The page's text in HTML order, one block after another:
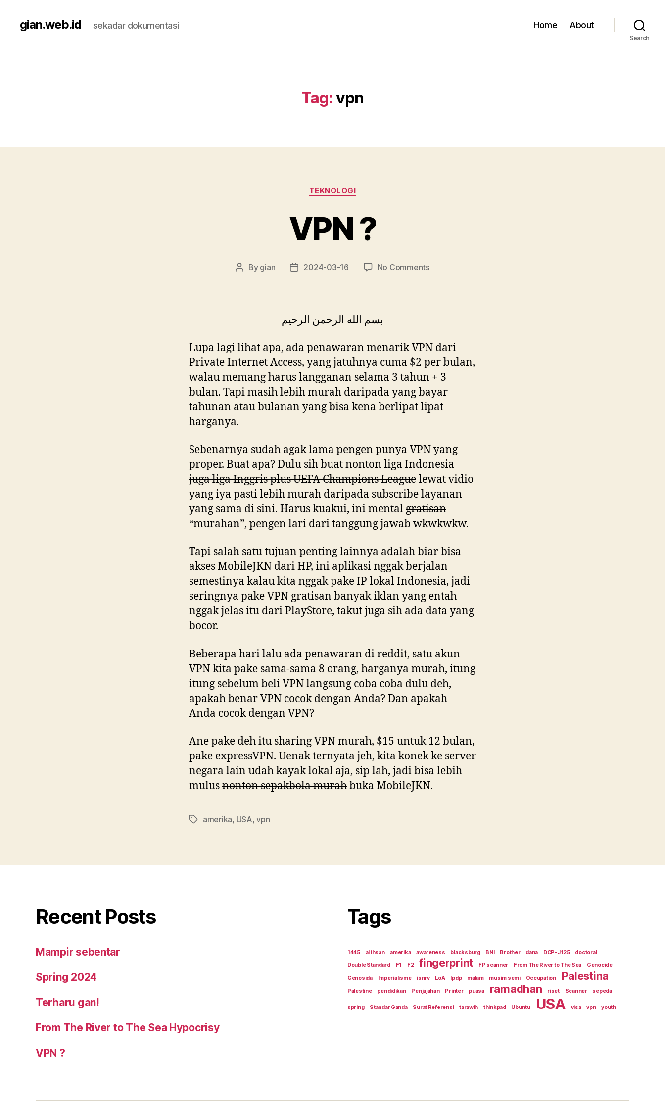
gian.web.id sekadar dokumentasi Home About
Search
Tag: vpn
Categories
TEKNOLOGI
VPN ?
Post
By gian
Post2024-03-16 No Commentson
بسم الله الرحمن الرحيم
Lupa lagi lihat apa, ada penawaran menarik VPN dari
Private Internet Access, yang jatuhnya cuma $2 per bulan,
walau memang harus langganan selama 3 tahun + 3
bulan. Tapi masih lebih murah daripada yang bayar
tahunan atau bulanan yang bisa kena berlipat lipat
harganya.
Sebenarnya sudah agak lama pengen punya VPN yang
proper. Buat apa? Dulu sih buat nonton liga Indonesia
juga liga Inggris plus UEFA Champions Leaguelewat vidio
yang iya pasti lebih murah daripada subscribe layanan
yang sama di sini. Harus kuakui, ini mentalgratisan
“murahan”, pengen lari dari tanggung jawab wkwkwkw.
Tapi salah satu tujuan penting lainnya adalah biar bisa
akses MobileJKN dari HP, ini aplikasi nggak berjalan
semestinya kalau kita nggak pake IP lokal Indonesia, jadi
seringnya pake VPN gratisan banyak iklan yang entah
nggak jelas itu dari PlayStore, takut juga sih ada data yang
bocor.
Beberapa hari lalu ada penawaran di reddit, satu akun
VPN kita pake sama-sama 8 orang, harganya murah, itung
itung sebelum beli VPN langsung coba coba dulu deh,
apakah benar VPN cocok dengan Anda? Dan apakah
Anda cocok dengan VPN?
Ane pake deh itu sharing VPN murah, $15 untuk 12 bulan,
pake expressVPN. Uenak ternyata jeh, kita konek ke server
negara lain udah kayak lokal aja, sip lah, jadi bisa lebih
mulusnonton sepakbola murahbuka MobileJKN.
Tagsamerika, USA,vpn
Recent Posts
Mampir sebentar
Spring 2024
Terharu gan!
From The River to The Sea Hypocrisy
VPN ?
Tags
1445 al ihsan amerika awareness blacksburg BNI Brother dana DCP-J125
doctoral
Double Standard
F1 F2 fingerprint FP scanner From The River to The Sea
Genocide
Genosida
Imperialisme isnrv LoA lpdp malam musim semi Occupation Palestina
Palestine pendidikan Penjajahan Printer puasa ramadhan riset Scanner sepeda
spring Standar Ganda Surat Referensi tarawih thinkpad Ubuntu USA visa vpn youth